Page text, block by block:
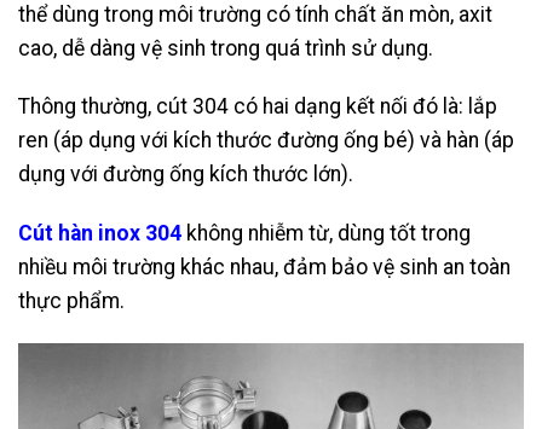
thể dùng trong môi trường có tính chất ăn mòn, axit
cao, dễ dàng vệ sinh trong quá trình sử dụng.
Thông thường, cút 304 có hai dạng kết nối đó là: lắp
ren (áp dụng với kích thước đường ống bé) và hàn (áp
dụng với đường ống kích thước lớn).
Cút hàn inox 304 không nhiễm từ, dùng tốt trong
nhiều môi trường khác nhau, đảm bảo vệ sinh an toàn
thực phẩm.